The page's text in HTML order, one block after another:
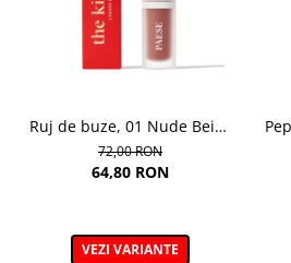
Ruj de buze, 01 Nude Beige
The Kiss Lips - 3,4 ml
72,00 RON
64,80 RON
VEZI VARIANTE
de